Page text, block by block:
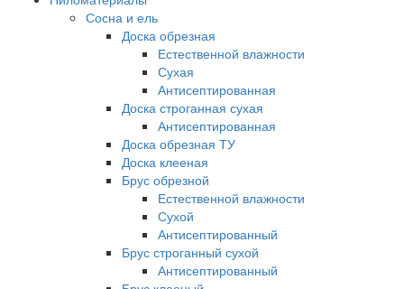
Сосна и ель
Доска обрезная
Естественной влажности
Сухая
Антисептированная
Доска строганная сухая
Антисептированная
Доска обрезная ТУ
Доска клееная
Брус обрезной
Естественной влажности
Сухой
Антисептированный
Брус строганный сухой
Антисептированный